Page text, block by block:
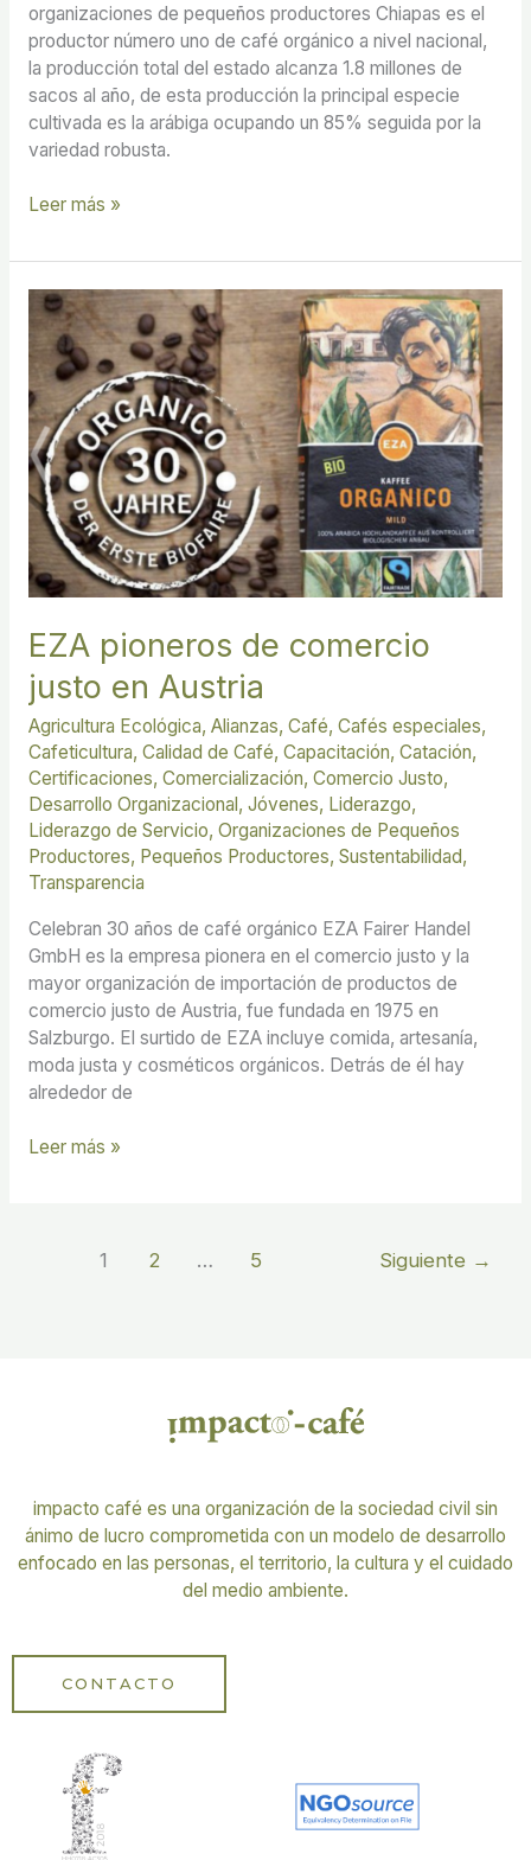
organizaciones de pequeños productores Chiapas es el
productor número uno de café orgánico a nivel nacional,
la producción total del estado alcanza 1.8 millones de
sacos al año, de esta producción la principal especie
cultivada es la arábiga ocupando un 85% seguida por la
variedad robusta.
Leer más »
EZA pioneros de comercio
justo en Austria
Agricultura Ecológica, Alianzas, Café, Cafés especiales,
Cafeticultura, Calidad de Café, Capacitación, Catación,
Certificaciones, Comercialización, Comercio Justo,
Desarrollo Organizacional , Jóvenes, Liderazgo,
Liderazgo de Servicio, Organizaciones de Pequeños
Productores, Pequeños Productores, Sustentabilidad,
Transparencia
Celebran 30 años de café orgánico EZA Fairer Handel
GmbH es la empresa pionera en el comercio justo y la
mayor organización de importación de productos de
comercio justo de Austria, fue fundada en 1975 en
Salzburgo. El surtido de EZA incluye comida, artesanía,
moda justa y cosméticos orgánicos. Detrás de él hay
alrededor de
EZA
pioneros
de
comercio
justo
en
Austria
Leer más »
1 2 … 5 Siguiente →
impacto café es una organización de la sociedad civil sin
ánimo de lucro comprometida con un modelo de desarrollo
enfocado en las personas, el territorio, la cultura y el cuidado
del medio ambiente.
CONTACTO